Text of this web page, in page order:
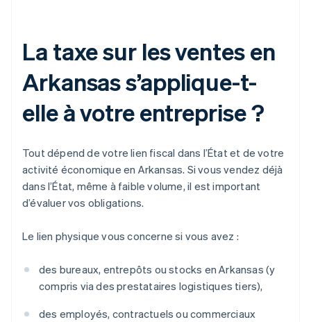
La taxe sur les ventes en
Arkansas s’applique-t-
elle à votre entreprise ?
Tout dépend de votre lien fiscal dans l’État et de votre
activité économique en Arkansas. Si vous vendez déjà
dans l’État, même à faible volume, il est important
d’évaluer vos obligations.
Le lien physique vous concerne si vous avez :
des bureaux, entrepôts ou stocks en Arkansas (y
compris via des prestataires logistiques tiers),
des employés, contractuels ou commerciaux